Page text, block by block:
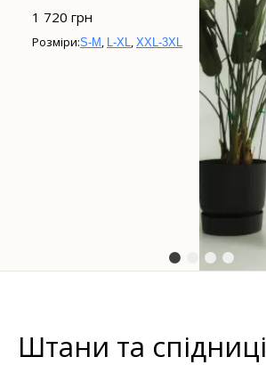
1 720 грн
Розміри:S-M , L-XL, XXL-3XL
Штани та спідниці